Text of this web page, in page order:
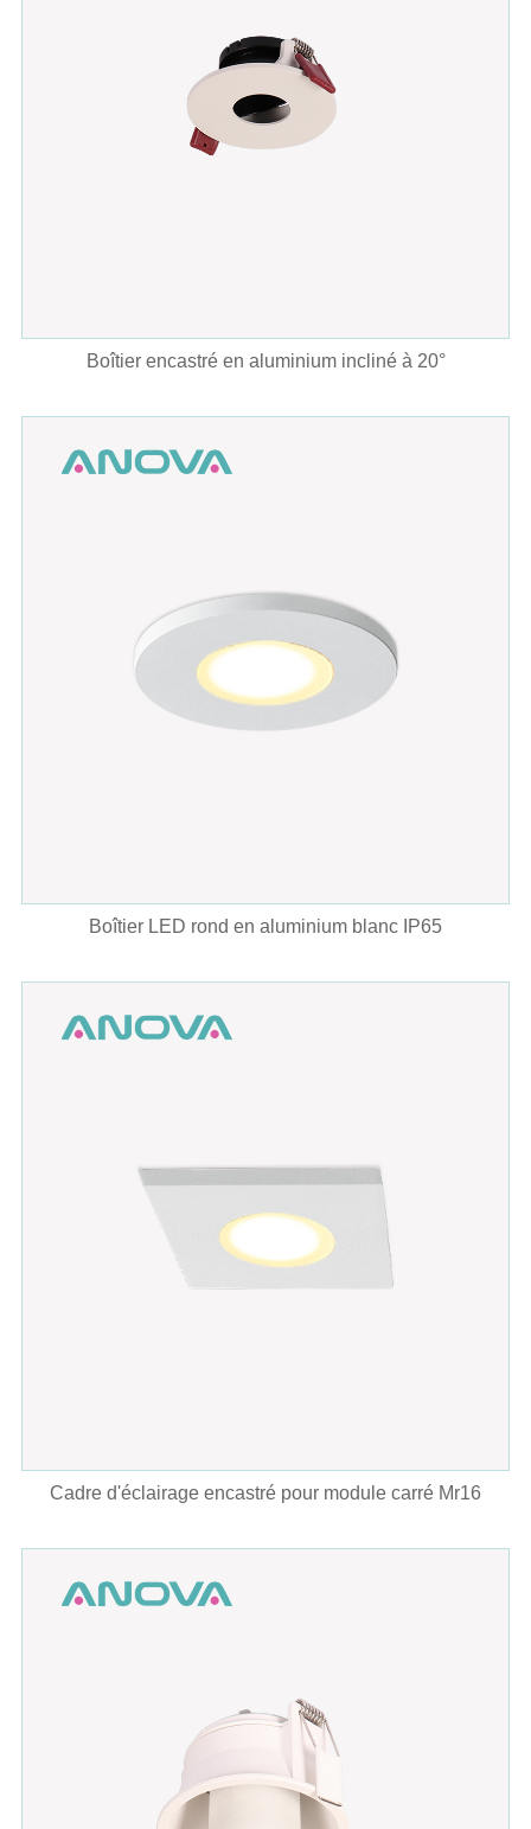
Boîtier encastré en aluminium incliné à 20°
Boîtier LED rond en aluminium blanc IP65
Cadre d'éclairage encastré pour module carré Mr16